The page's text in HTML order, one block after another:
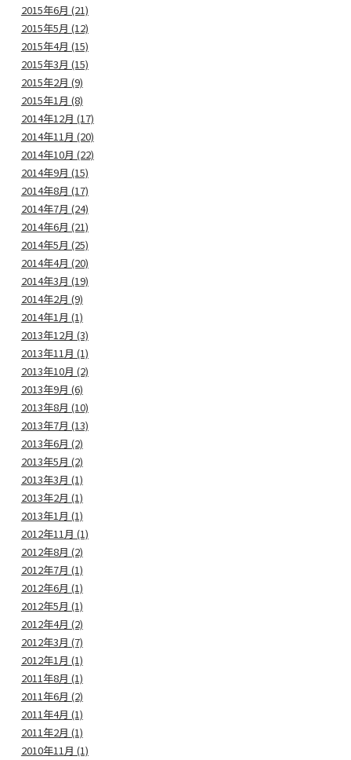
2015年6月 (21)
2015年5月 (12)
2015年4月 (15)
2015年3月 (15)
2015年2月 (9)
2015年1月 (8)
2014年12月 (17)
2014年11月 (20)
2014年10月 (22)
2014年9月 (15)
2014年8月 (17)
2014年7月 (24)
2014年6月 (21)
2014年5月 (25)
2014年4月 (20)
2014年3月 (19)
2014年2月 (9)
2014年1月 (1)
2013年12月 (3)
2013年11月 (1)
2013年10月 (2)
2013年9月 (6)
2013年8月 (10)
2013年7月 (13)
2013年6月 (2)
2013年5月 (2)
2013年3月 (1)
2013年2月 (1)
2013年1月 (1)
2012年11月 (1)
2012年8月 (2)
2012年7月 (1)
2012年6月 (1)
2012年5月 (1)
2012年4月 (2)
2012年3月 (7)
2012年1月 (1)
2011年8月 (1)
2011年6月 (2)
2011年4月 (1)
2011年2月 (1)
2010年11月 (1)